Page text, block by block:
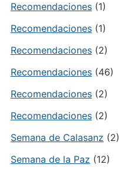
Recomendaciones(1)
Recomendaciones(1)
Recomendaciones(2)
Recomendaciones(46)
Recomendaciones(2)
Recomendaciones(2)
Semana de Calasanz (2)
Semana de la Paz (12)